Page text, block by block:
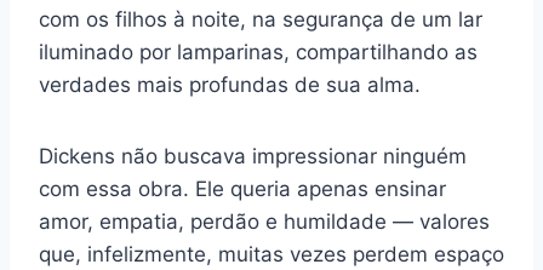
com os filhos à noite, na segurança de um lar
iluminado por lamparinas, compartilhando as
verdades mais profundas de sua alma.
Dickens não buscava impressionar ninguém
com essa obra. Ele queria apenas ensinar
amor, empatia, perdão e humildade — valores
que, infelizmente, muitas vezes perdem espaço